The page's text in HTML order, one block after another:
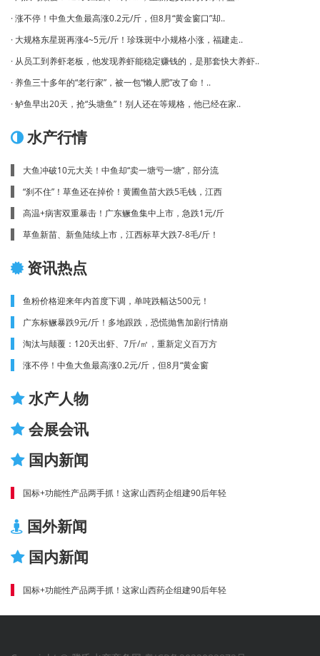
· 涨不停！中鱼大鱼最高涨0.2元/斤，但8月“黄金窗口”却..
· 大规格东星斑再涨4~5元/斤！珍珠斑中小规格小涨，福建走..
· 从员工到养虾老板，他发现养虾能稳定赚钱的，是那套快大养虾..
· 养鱼三十多年的“老行家”，被一包“懒人肥”改了命！..
· 鲈鱼早出20天，抢“头塘鱼”！别人还在等规格，他已经在家..
水产行情
大鱼冲破10元大关！中鱼却“卖一塘亏一塘”，部分流
“刹不住”！草鱼还在掉价！黄圃鱼苗大跌5毛钱，江西
高温+病害双重暴击！广东鳜鱼集中上市，急跌1元/斤
草鱼新苗、新鱼陆续上市，江西标草大跌7-8毛/斤！
资讯热点
鱼粉价格迎来年内首度下调，单吨跌幅达500元！
广东标鳜暴跌9元/斤！多地跟跌，恐慌抛售加剧行情崩
淘汰与颠覆：120天出虾、7斤/㎡，重新定义百万方
涨不停！中鱼大鱼最高涨0.2元/斤，但8月“黄金窗
水产人物
会展会讯
国内新闻
国标+功能性产品两手抓！这家山西药企组建90后年轻
国外新闻
国内新闻
国标+功能性产品两手抓！这家山西药企组建90后年轻